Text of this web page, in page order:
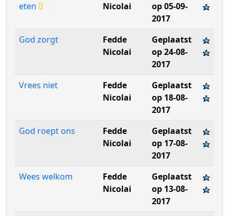
eten
Nicolai
op 05-09-
2017
God zorgt
Fedde
Nicolai
Geplaatst
op 24-08-
2017
Vrees niet
Fedde
Nicolai
Geplaatst
op 18-08-
2017
God roept ons
Fedde
Nicolai
Geplaatst
op 17-08-
2017
Wees welkom
Fedde
Nicolai
Geplaatst
op 13-08-
2017